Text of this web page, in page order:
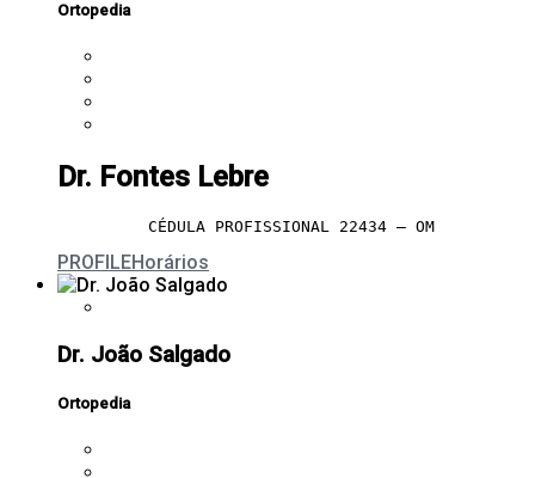
Ortopedia
Dr. Fontes Lebre
CÉDULA PROFISSIONAL 22434 – OM
PROFILEHorários
Dr. João Salgado
Ortopedia